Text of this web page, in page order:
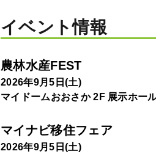
イベント情報
農林水産FEST
2026年9月5日(土)
マイドームおおさか 2F 展示ホー
マイナビ移住フェア
2026年9月5日(土)